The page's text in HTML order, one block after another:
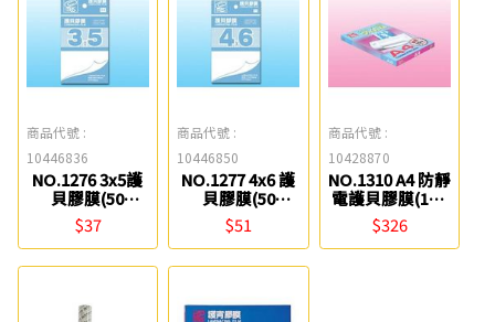
商品代號 :
10446836
NO.1276 3x5護
貝膠膜(50
入)/OPP袋 MBS
$37
商品代號 :
10446850
NO.1277 4x6 護
貝膠膜(50
入)/OPP袋 MBS
$51
商品代號 :
10428870
NO.1310 A4 防靜
電護貝膠膜(110
張入) MBS
$326